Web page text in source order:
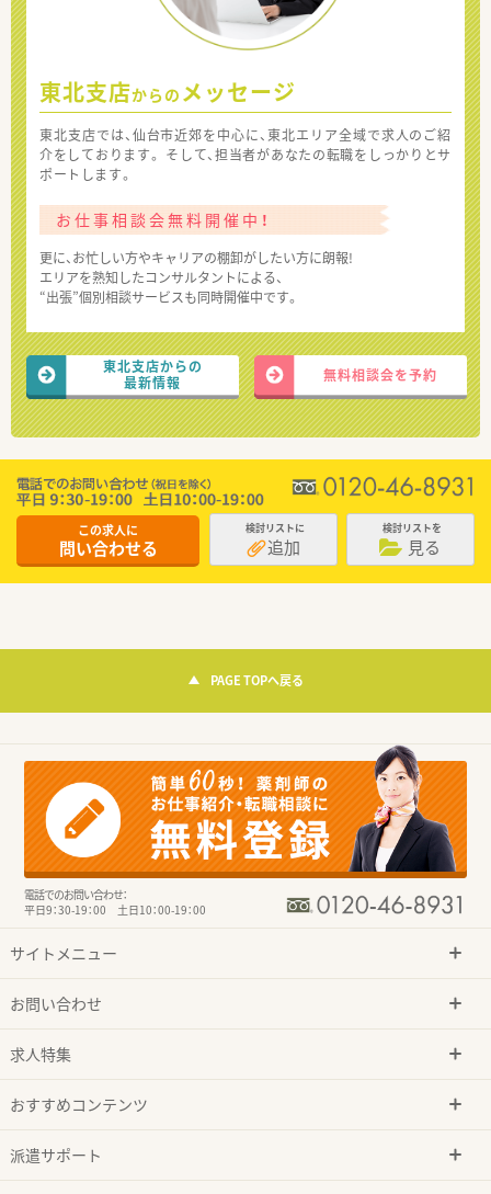
東北支店からの メッセージ
東北支店では、仙台市近郊を中心に、東北エリア全域で求人のご紹
介をしております。 そして、担当者があなたの転職をしっかりとサ
ポートします。
お仕事相談会無料開催中！
更に、お忙しい方やキャリアの棚卸がしたい方に朗報!
エリアを熟知したコンサルタントによる、
“出張”個別相談サービスも同時開催中です。
東北支店からの
最新情報
無料相談会を予約
この求人に
問い合わせる
検討リストに
追加
検討リストを
見る
PAGE TOPへ戻る
電話でのお問い合わせ：
平日9：30-19：00 土日10：00-19：00
サイトメニュー
お問い合わせ
求人特集
おすすめコンテンツ
派遣サポート